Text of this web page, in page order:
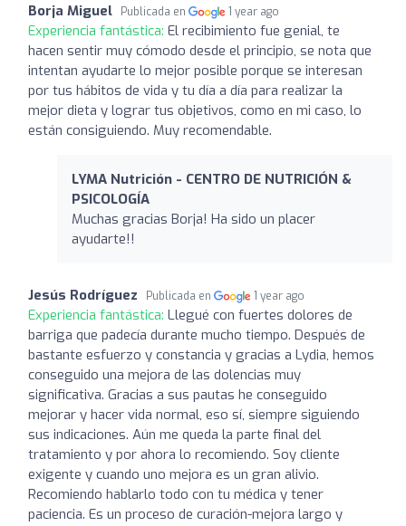
Borja Miguel Publicada en 1 year ago
Experiencia fantástica: El recibimiento fue genial, te
hacen sentir muy cómodo desde el principio, se nota que
intentan ayudarte lo mejor posible porque se interesan
por tus hábitos de vida y tu día a día para realizar la
mejor dieta y lograr tus objetivos, como en mi caso, lo
están consiguiendo. Muy recomendable.
LYMA Nutrición - CENTRO DE NUTRICIÓN &
PSICOLOGÍA
Muchas gracias Borja! Ha sido un placer
ayudarte!!
Jesús Rodríguez Publicada en 1 year ago
Experiencia fantástica: Llegué con fuertes dolores de
barriga que padecía durante mucho tiempo. Después de
bastante esfuerzo y constancia y gracias a Lydia, hemos
conseguido una mejora de las dolencias muy
significativa. Gracias a sus pautas he conseguido
mejorar y hacer vida normal, eso sí, siempre siguiendo
sus indicaciones. Aún me queda la parte final del
tratamiento y por ahora lo recomiendo. Soy cliente
exigente y cuando uno mejora es un gran alivio.
Recomiendo hablarlo todo con tu médica y tener
paciencia. Es un proceso de curación-mejora largo y